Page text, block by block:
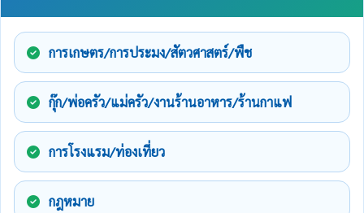
การเกษตร/การประมง/สัตวศาสตร์/พืช
กุ๊ก/พ่อครัว/แม่ครัว/งานร้านอาหาร/ร้านกาแฟ
การโรงแรม/ท่องเที่ยว
กฎหมาย